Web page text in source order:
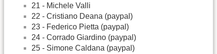
21 - Michele Valli
22 - Cristiano Deana (paypal)
23 - Federico Pietta (paypal)
24 - Corrado Giardino (paypal)
25 - Simone Caldana (paypal)